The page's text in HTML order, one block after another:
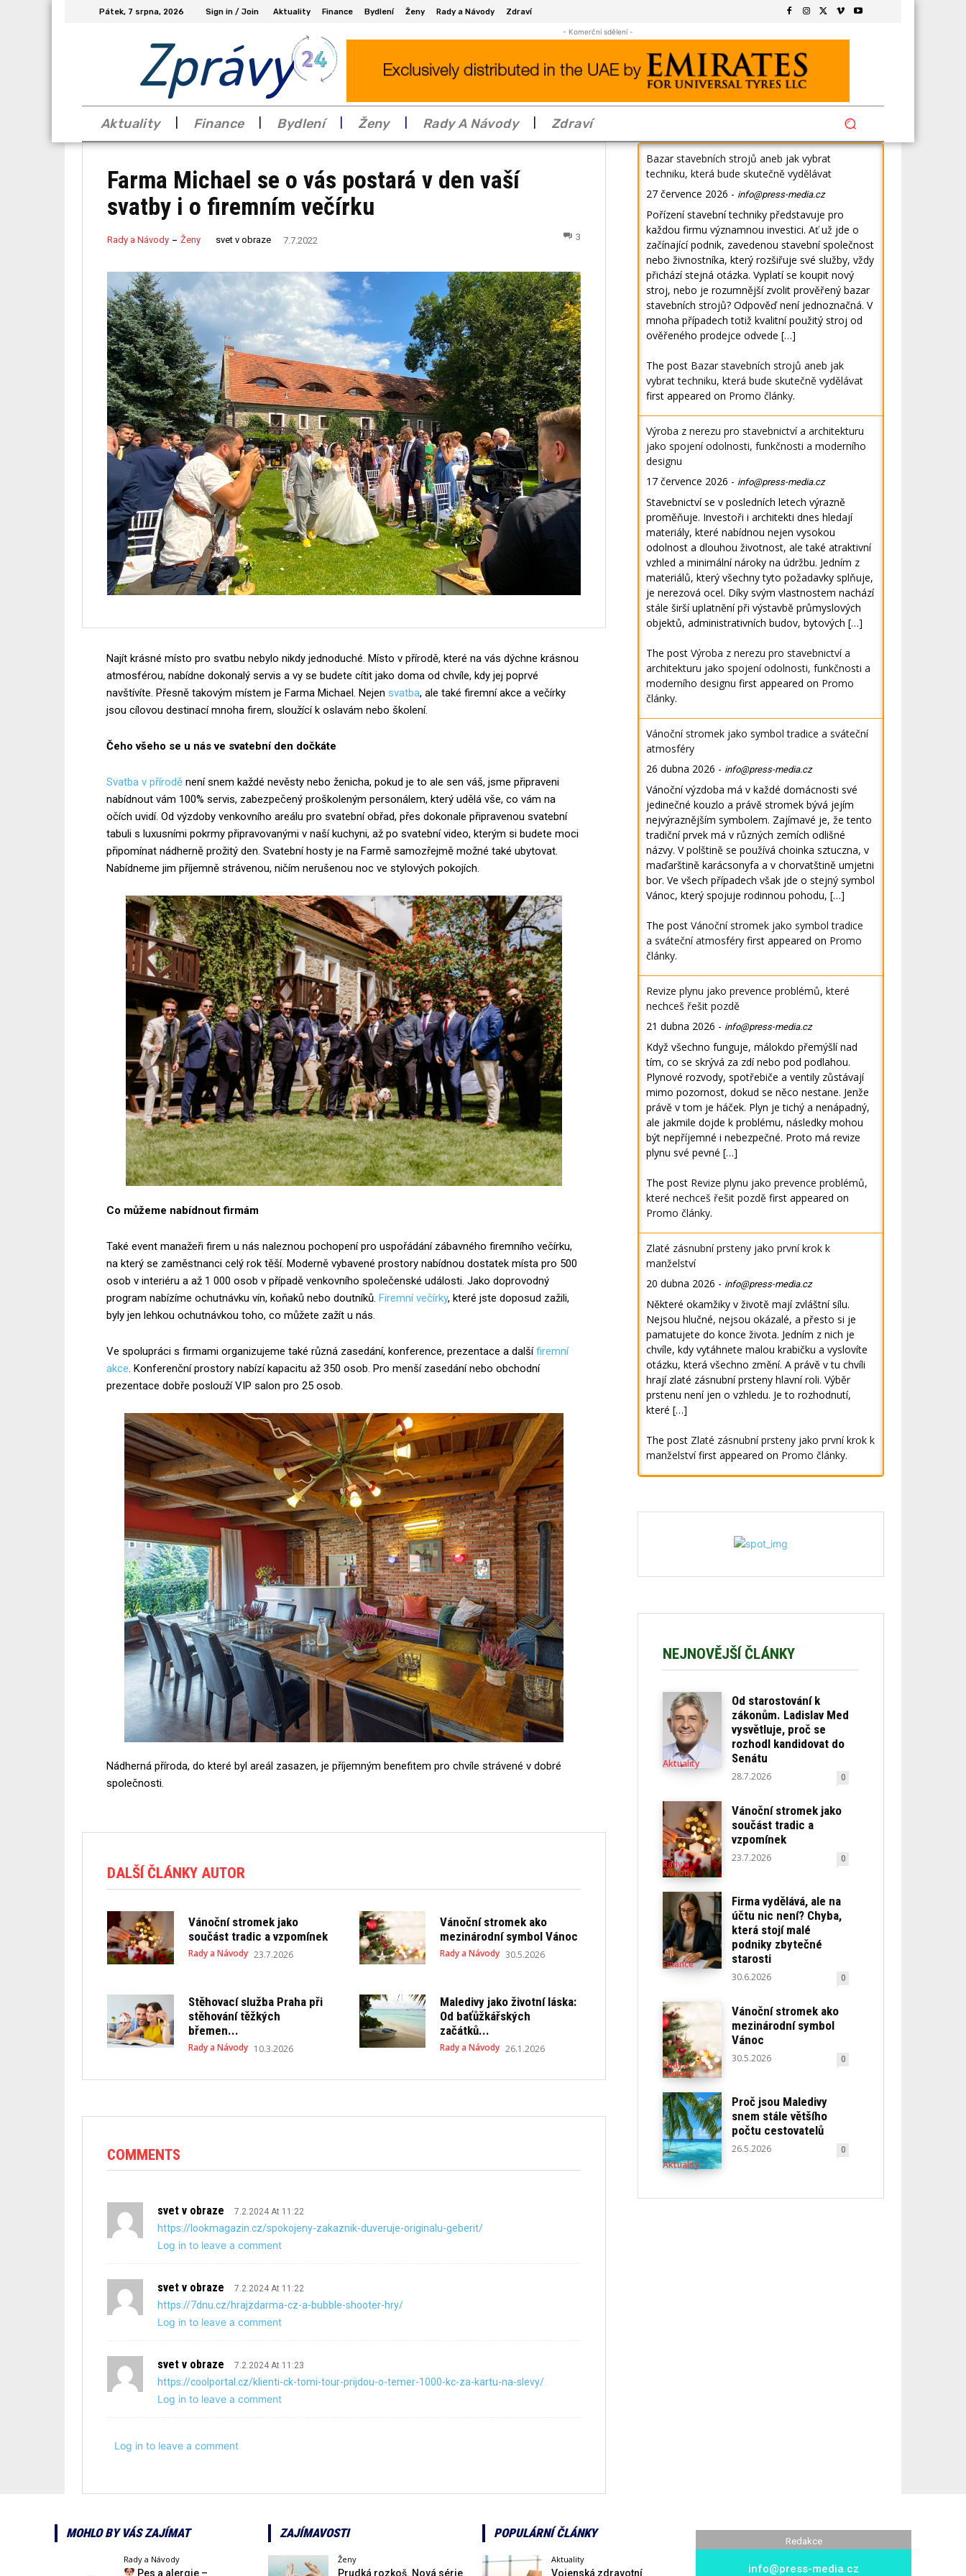
Pátek, 7 srpna, 2026 Sign in / Join Aktuality Finance Bydlení Ženy Rady a Návody Zdraví
Zprávy - Komerční sdělení -
Aktuality Finance Bydlení Ženy Rady A Návody Zdraví
Farma Michael se o vás postará v den vaší
svatby i o firemním večírku
Rady a Návody Ženy svet v obraze 7.7.2022 3
Najít krásné místo pro svatbu nebylo nikdy jednoduché. Místo v přírodě, které na vás dýchne krásnou
atmosférou, nabídne dokonalý servis a vy se budete cítit jako doma od chvíle, kdy jej poprvé
navštívíte. Přesně takovým místem je Farma Michael. Nejen svatba, ale také firemní akce a večírky
jsou cílovou destinací mnoha firem, sloužící k oslavám nebo školení.
Čeho všeho se u nás ve svatební den dočkáte
Svatba v přírodě není snem každé nevěsty nebo ženicha, pokud je to ale sen váš, jsme připraveni
nabídnout vám 100% servis, zabezpečený proškoleným personálem, který udělá vše, co vám na
očích uvidí. Od výzdoby venkovního areálu pro svatební obřad, přes dokonale připravenou svatební
tabuli s luxusními pokrmy připravovanými v naší kuchyni, až po svatební video, kterým si budete moci
připomínat nádherně prožitý den. Svatební hosty je na Farmě samozřejmě možné také ubytovat.
Nabídneme jim příjemně strávenou, ničím nerušenou noc ve stylových pokojích.
Co můžeme nabídnout firmám
Také event manažeři firem u nás naleznou pochopení pro uspořádání zábavného firemního večírku,
na který se zaměstnanci celý rok těší. Moderně vybavené prostory nabídnou dostatek místa pro 500
osob v interiéru a až 1 000 osob v případě venkovního společenské události. Jako doprovodný
program nabízíme ochutnávku vín, koňaků nebo doutníků. Firemní večírky, které jste doposud zažili,
byly jen lehkou ochutnávkou toho, co můžete zažít u nás.
Ve spolupráci s firmami organizujeme také různá zasedání, konference, prezentace a dalšífiremní
akce. Konferenční prostory nabízí kapacitu až 350 osob. Pro menší zasedání nebo obchodní
prezentace dobře poslouží VIP salon pro 25 osob.
Nádherná příroda, do které byl areál zasazen, je příjemným benefitem pro chvíle strávené v dobré
společnosti.
DALŠÍ ČLÁNKY AUTOR
Vánoční stromek jako
součást tradic a vzpomínek
Rady a Návody 23.7.2026
Vánoční stromek ako
mezinárodní symbol Vánoc
Rady a Návody 30.5.2026
Stěhovací služba Praha při
stěhování těžkých
břemen...
Rady a Návody 10.3.2026
Maledivy jako životní láska:
Od baťůžkářských
začátků...
Rady a Návody 26.1.2026
COMMENTS
svet v obraze 7.2.2024 At 11:22
https://lookmagazin.cz/spokojeny-zakaznik-duveruje-originalu-geberit/
Log in to leave a comment
svet v obraze 7.2.2024 At 11:22
https://7dnu.cz/hrajzdarma-cz-a-bubble-shooter-hry/
Log in to leave a comment
svet v obraze 7.2.2024 At 11:23
https://coolportal.cz/klienti-ck-tomi-tour-prijdou-o-temer-1000-kc-za-kartu-na-slevy/
Log in to leave a comment
Log in to leave a comment
Bazar stavebních strojů aneb jak vybrat
techniku, která bude skutečně vydělávat
27 července 2026 - info@press-media.cz
Pořízení stavební techniky představuje pro
každou firmu významnou investici. Ať už jde o
začínající podnik, zavedenou stavební společnost
nebo živnostníka, který rozšiřuje své služby, vždy
přichází stejná otázka. Vyplatí se koupit nový
stroj, nebo je rozumnější zvolit prověřený bazar
stavebních strojů? Odpověď není jednoznačná. V
mnoha případech totiž kvalitní použitý stroj od
ověřeného prodejce odvede […]
The post Bazar stavebních strojů aneb jak
vybrat techniku, která bude skutečně vydělávat
first appeared on Promo články.
Výroba z nerezu pro stavebnictví a architekturu
jako spojení odolnosti, funkčnosti a moderního
designu
17 července 2026 - info@press-media.cz
Stavebnictví se v posledních letech výrazně
proměňuje. Investoři i architekti dnes hledají
materiály, které nabídnou nejen vysokou
odolnost a dlouhou životnost, ale také atraktivní
vzhled a minimální nároky na údržbu. Jedním z
materiálů, který všechny tyto požadavky splňuje,
je nerezová ocel. Díky svým vlastnostem nachází
stále širší uplatnění při výstavbě průmyslových
objektů, administrativních budov, bytových […]
The postVýroba z nerezu pro stavebnictví a
architekturu jako spojení odolnosti, funkčnosti a
moderního designu first appeared on Promo
články.
Vánoční stromek jako symbol tradice a sváteční
atmosféry
26 dubna 2026 - info@press-media.cz
Vánoční výzdoba má v každé domácnosti své
jedinečné kouzlo a právě stromek bývá jejím
nejvýraznějším symbolem. Zajímavé je, že tento
tradiční prvek má v různých zemích odlišné
názvy. V polštině se používá choinka sztuczna, v
maďarštině karácsonyfa a v chorvatštině umjetni
bor. Ve všech případech však jde o stejný symbol
Vánoc, který spojuje rodinnou pohodu, […]
The postVánoční stromek jako symbol tradice
a sváteční atmosféry first appeared on Promo
články.
Revize plynu jako prevence problémů, které
nechceš řešit pozdě
21 dubna 2026 - info@press-media.cz
Když všechno funguje, málokdo přemýšlí nad
tím, co se skrývá za zdí nebo pod podlahou.
Plynové rozvody, spotřebiče a ventily zůstávají
mimo pozornost, dokud se něco nestane. Jenže
právě v tom je háček. Plyn je tichý a nenápadný,
ale jakmile dojde k problému, následky mohou
být nepříjemné i nebezpečné. Proto má revize
plynu své pevné […]
The post Revize plynu jako prevence problémů,
které nechceš řešit pozdě first appeared on
Promo články.
Zlaté zásnubní prsteny jako první krok k
manželství
20 dubna 2026 - info@press-media.cz
Některé okamžiky v životě mají zvláštní sílu.
Nejsou hlučné, nejsou okázalé, a přesto si je
pamatujete do konce života. Jedním z nich je
chvíle, kdy vytáhnete malou krabičku a vyslovíte
otázku, která všechno změní. A právě v tu chvíli
hrají zlaté zásnubní prsteny hlavní roli. Výběr
prstenu není jen o vzhledu. Je to rozhodnutí,
které […]
The post Zlaté zásnubní prsteny jako první krok k
manželstvífirst appeared on Promo články.
NEJNOVĚJŠÍ ČLÁNKY
Aktuality
Od starostování k
zákonům. Ladislav Med
vysvětluje, proč se
rozhodl kandidovat do
Senátu
28.7.2026 0
Rady a
Návody
Vánoční stromek jako
součást tradic a
vzpomínek
23.7.2026 0
Finance
Firma vydělává, ale na
účtu nic není? Chyba,
která stojí malé
podniky zbytečné
starosti
30.6.2026 0
Rady a
Návody
Vánoční stromek ako
mezinárodní symbol
Vánoc
30.5.2026 0
Aktuality
Proč jsou Maledivy
snem stále většího
počtu cestovatelů
26.5.2026 0
MOHLO BY VÁS ZAJÍMAT
Rady a Návody
Pes a alergie –
ZAJÍMAVOSTI
Ženy
Prudká rozkoš. Nová série
POPULÁRNÍ ČLÁNKY
Aktuality
Vojenská zdravotní
Redakce
info@press-media.cz